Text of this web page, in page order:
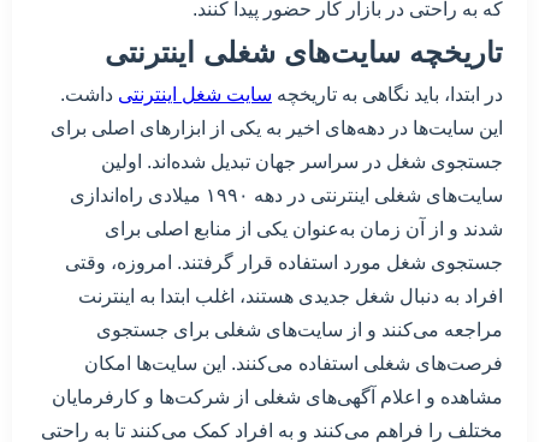
که به راحتی در بازار کار حضور پیدا کنند.
تاریخچه سایت‌های شغلی اینترنتی
در ابتدا، باید نگاهی به تاریخچه سایت‌ شغل اینترنتی داشت.
این سایت‌ها در دهه‌های اخیر به یکی از ابزارهای اصلی برای
جستجوی شغل در سراسر جهان تبدیل شده‌اند. اولین
سایت‌های شغلی اینترنتی در دهه ۱۹۹۰ میلادی راه‌اندازی
شدند و از آن زمان به‌عنوان یکی از منابع اصلی برای
جستجوی شغل مورد استفاده قرار گرفتند. امروزه، وقتی
افراد به دنبال شغل جدیدی هستند، اغلب ابتدا به اینترنت
مراجعه می‌کنند و از سایت‌های شغلی برای جستجوی
فرصت‌های شغلی استفاده می‌کنند. این سایت‌ها امکان
مشاهده و اعلام آگهی‌های شغلی از شرکت‌ها و کارفرمایان
مختلف را فراهم می‌کنند و به افراد کمک می‌کنند تا به راحتی